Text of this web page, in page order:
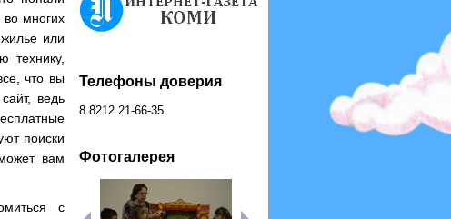
многих
или
технику,
что вы
ведь
поиски
вам
с
Телефоны доверия
8 8212 21-66-35
Фотогалерея